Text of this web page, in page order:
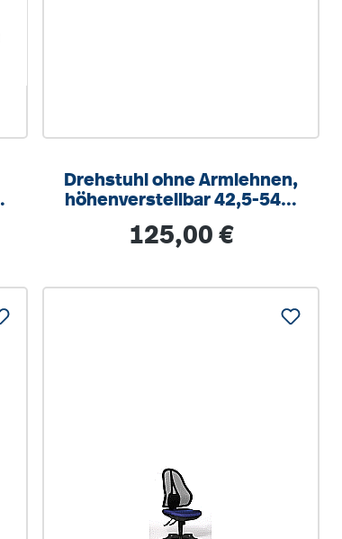
Drehstuhl ohne Armlehnen,
höhenverstellbar 42,5-54,0
Regulärer Preis:
125,00 €